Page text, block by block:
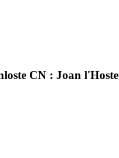
CN : Joan l'Hoste